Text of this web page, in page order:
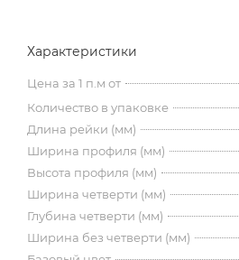
Характеристики
Цена за 1 п.м от
Количество в упаковке
Длина рейки (мм)
Ширина профиля (мм)
Высота профиля (мм)
Ширина четверти (мм)
Глубина четверти (мм)
Ширина без четверти (мм)